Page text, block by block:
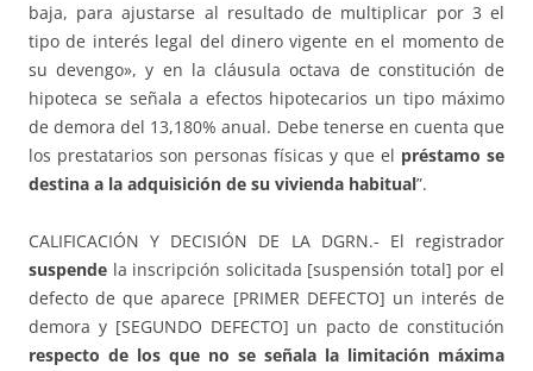
baja, para ajustarse al resultado de multiplicar por 3 el
tipo de interés legal del dinero vigente en el momento de
su devengo», y en la cláusula octava de constitución de
hipoteca se señala a efectos hipotecarios un tipo máximo
de demora del 13,180% anual. Debe tenerse en cuenta que
los prestatarios son personas físicas y que el préstamo se
destina a la adquisición de su vivienda habitual”.
CALIFICACIÓN Y DECISIÓN DE LA DGRN.- El registrador
suspende la inscripción solicitada [suspensión total] por el
defecto de que aparece [PRIMER DEFECTO] un interés de
demora y [SEGUNDO DEFECTO] un pacto de constitución
respecto de los que no se señala la limitación máxima